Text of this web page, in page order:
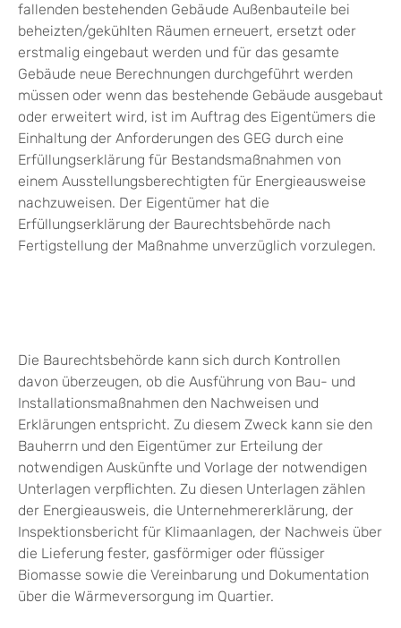
fallenden bestehenden Gebäude Außenbauteile bei
beheizten/gekühlten Räumen erneuert, ersetzt oder
erstmalig eingebaut werden und für das gesamte
Gebäude neue Berechnungen durchgeführt werden
müssen oder wenn das bestehende Gebäude ausgebaut
oder erweitert wird, ist im Auftrag des Eigentümers die
Einhaltung der Anforderungen des GEG durch eine
Erfüllungserklärung für Bestandsmaßnahmen von
einem Ausstellungsberechtigten für Energieausweise
nachzuweisen. Der Eigentümer hat die
Erfüllungserklärung der Baurechtsbehörde nach
Fertigstellung der Maßnahme unverzüglich vorzulegen.
Die Baurechtsbehörde kann sich durch Kontrollen
davon überzeugen, ob die Ausführung von Bau- und
Installationsmaßnahmen den Nachweisen und
Erklärungen entspricht. Zu diesem Zweck kann sie den
Bauherrn und den Eigentümer zur Erteilung der
notwendigen Auskünfte und Vorlage der notwendigen
Unterlagen verpflichten. Zu diesen Unterlagen zählen
der Energieausweis, die Unternehmererklärung, der
Inspektionsbericht für Klimaanlagen, der Nachweis über
die Lieferung fester, gasförmiger oder flüssiger
Biomasse sowie die Vereinbarung und Dokumentation
über die Wärmeversorgung im Quartier.